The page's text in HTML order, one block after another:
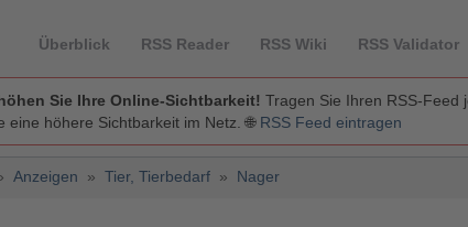
Überblick RSS Reader RSS Wiki RSS Validator
Sie Ihre Online-Sichtbarkeit! Tragen Sie Ihren RSS-Feed
eine höhere Sichtbarkeit im Netz. 🌐 RSS Feed eintragen
Anzeigen » Tier, Tierbedarf » Nager